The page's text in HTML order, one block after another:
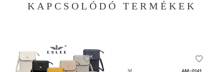
KAPCSOLÓDÓ TERMÉKEK